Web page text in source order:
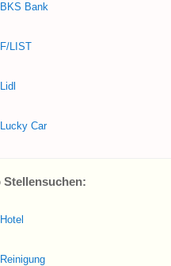
BKS Bank
F/LIST
Lidl
Lucky Car
Stellensuchen:
Hotel
Reinigung